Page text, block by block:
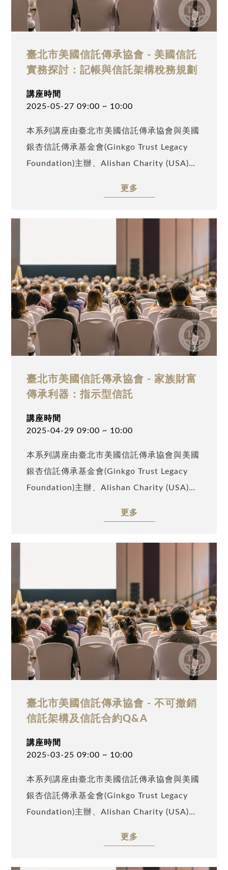
臺北市美國信託傳承協會 - 美國信託
實務探討：記帳與信託架構稅務規劃
講座時間
2025-05-27 09:00 ~ 10:00
本系列講座由臺北市美國信託傳承協會與美國
銀杏信託傳承基金會(Ginkgo Trust Legacy
Foundation)主辦、Alishan Charity (USA)及
富信託記帳經驗的美國記帳業務負責人王捷麗
劃」為題，帶領聽眾深入瞭解美國信託之記帳
及稅務規劃。 歡迎您Email至
info@taipeiata.org 並留下聯繫方式，本協會
將於會後發送本座談完整的會後結論及未來實
務操作的細節與步驟。
更多
臺北市美國信託傳承協會 - 家族財富
傳承利器：指示型信託
講座時間
2025-04-29 09:00 ~ 10:00
本系列講座由臺北市美國信託傳承協會與美國
銀杏信託傳承基金會(Ginkgo Trust Legacy
Foundation)主辦、Alishan Charity (USA)及
美國信託傳承協會理事長呂旭明會計師(Peter
info@taipeiata.org 並留下聯繫方式，本協會
將於會後發送本座談完整的會後結論及未來實
務操作的細節與步驟。
更多
臺北市美國信託傳承協會 - 不可撤銷
信託架構及信託合約Q&A
講座時間
2025-03-25 09:00 ~ 10:00
本系列講座由臺北市美國信託傳承協會與美國
銀杏信託傳承基金會(Ginkgo Trust Legacy
Foundation)主辦、Alishan Charity (USA)及
團資深法務專員李博容(Timmy Lee)及吳京翰
更多